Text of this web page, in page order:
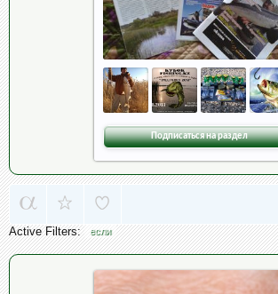
Подписаться на раздел
Active Filters: если